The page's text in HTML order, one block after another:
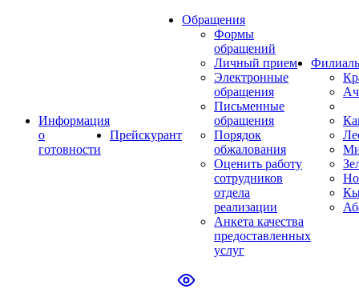
Информация
о
готовности
Прейскурант
Обращения
Формы
обращений
Личный прием
Электронные
обращения
Письменные
обращения
Порядок
обжалования
Оценить работу
сотрудников
отдела
реализации
Анкета качества
предоставленных
услуг